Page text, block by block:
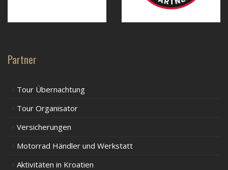
Partner
Tour Übernachtung
Tour Organisator
Versicherungen
Motorrad Händler und Werkstatt
Aktivitäten in Kroatien